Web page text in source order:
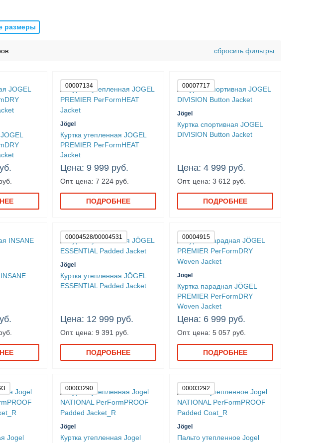
размеры
сбросить фильтры
00007134
Jögel
Куртка утепленная JOGEL
PREMIER PerFormHEAT
Jacket
Цена: 9 999 руб.
Опт. цена: 7 224 руб.
ПОДРОБНЕЕ
00007717
Jögel
Куртка спортивная JOGEL
DIVISION Button Jacket
Цена: 4 999 руб.
Опт. цена: 3 612 руб.
ПОДРОБНЕЕ
00004528/00004531
Jögel
Куртка утепленная JÖGEL
ESSENTIAL Padded Jacket
Цена: 12 999 руб.
Опт. цена: 9 391 руб.
ПОДРОБНЕЕ
00004915
Jögel
Куртка парадная JÖGEL
PREMIER PerFormDRY
Woven Jacket
Цена: 6 999 руб.
Опт. цена: 5 057 руб.
ПОДРОБНЕЕ
Jogel
00003290
Jögel
Куртка утепленная Jogel
00003292
Jögel
Пальто утепленное Jogel